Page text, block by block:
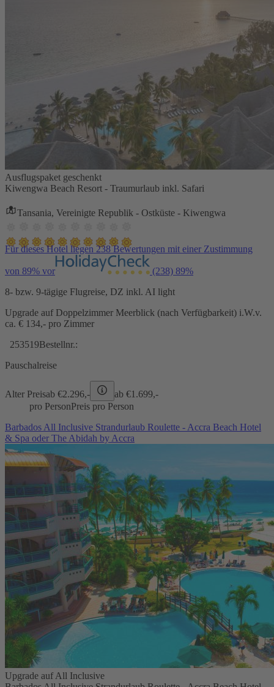
Ausflugspaket geschenkt
Kiwengwa Beach Resort - Traumurlaub inkl. Safari
Tansania, Vereinigte Republik - Ostküste - Kiwengwa
Für dieses Hotel liegen 238 Bewertungen mit einer Zustimmung
von 89% vor (238) 89%
8- bzw. 9-tägige Flugreise, DZ inkl. AI light
Upgrade auf Doppelzimmer Meerblick (nach Verfügbarkeit) i.W.v.
ca. € 134,- pro Zimmer
253519Bestellnr.:
Pauschalreise
Alter Preisab €2.296,- ab €1.699,-
pro PersonPreis pro Person
Barbados All Inclusive Strandurlaub Roulette - Accra Beach Hotel
& Spa oder The Abidah by Accra
Upgrade auf All Inclusive